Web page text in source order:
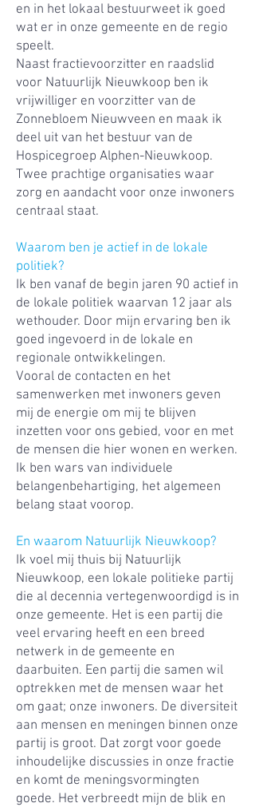
en in het lokaal bestuurweet ik goed
wat er in onze gemeente en de regio
speelt.
Naast fractievoorzitter en raadslid
voor Natuurlijk Nieuwkoop ben ik
vrijwilliger en voorzitter van de
Zonnebloem Nieuwveen en maak ik
deel uit van het bestuur van de
Hospicegroep Alphen-Nieuwkoop.
Twee prachtige organisaties waar
zorg en aandacht voor onze inwoners
centraal staat.
Waarom ben je actief in de lokale
politiek?
Ik ben vanaf de begin jaren 90 actief in
de lokale politiek waarvan 12 jaar als
wethouder. Door mijn ervaring ben ik
goed ingevoerd in de lokale en
regionale ontwikkelingen.
Vooral de contacten en het
samenwerken met inwoners geven
mij de energie om mij te blijven
inzetten voor ons gebied, voor en met
de mensen die hier wonen en werken.
Ik ben wars van individuele
belangenbehartiging, het algemeen
belang staat voorop.
En waarom Natuurlijk Nieuwkoop?
Ik voel mij thuis bij Natuurlijk
Nieuwkoop, een lokale politieke partij
die al decennia vertegenwoordigd is in
onze gemeente. Het is een partij die
veel ervaring heeft en een breed
netwerk in de gemeente en
daarbuiten. Een partij die samen wil
optrekken met de mensen waar het
om gaat; onze inwoners. De diversiteit
aan mensen en meningen binnen onze
partij is groot. Dat zorgt voor goede
inhoudelijke discussies in onze fractie
en komt de meningsvormingten
goede. Het verbreedt mijn de blik en